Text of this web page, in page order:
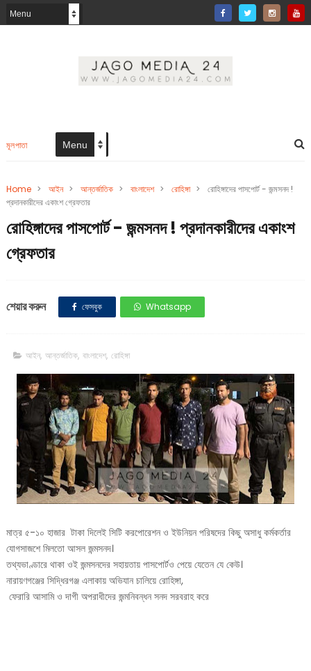
মূলপাতা
Home > আইন > আন্তর্জাতিক > বাংলাদেশ > রোহিঙ্গা >
রোহিঙ্গাদের পাসপোর্ট - জন্মসনদ !
প্রদানকারীদের একাংশ গ্রেফতার
রোহিঙ্গাদের পাসপোর্ট - জন্মসনদ ! প্রদানকারীদের একাংশ
গ্রেফতার
শেয়ার করুন ফেসবুক Whatsapp
আইন, আন্তর্জাতিক, বাংলাদেশ, রোহিঙ্গা
মাত্র ৫-১০ হাজার টাকা দিলেই সিটি করপোরেশন ও ইউনিয়ন পরিষদের কিছু অসাধু কর্মকর্তার
যোগসাজশে মিলতো আসল জন্মসনদ।
তথ্যভাণ্ডারে থাকা ওই জন্মসনদের সহায়তায় পাসপোর্টও পেয়ে যেতেন যে কেউ।
নারায়ণগঞ্জের সিদ্ধিরগঞ্জ এলাকায় অভিযান চালিয়ে রোহিঙ্গা,
ফেরারি আসামি ও দাগী অপরাধীদের জন্মনিবন্ধন সনদ সরবরাহ করে